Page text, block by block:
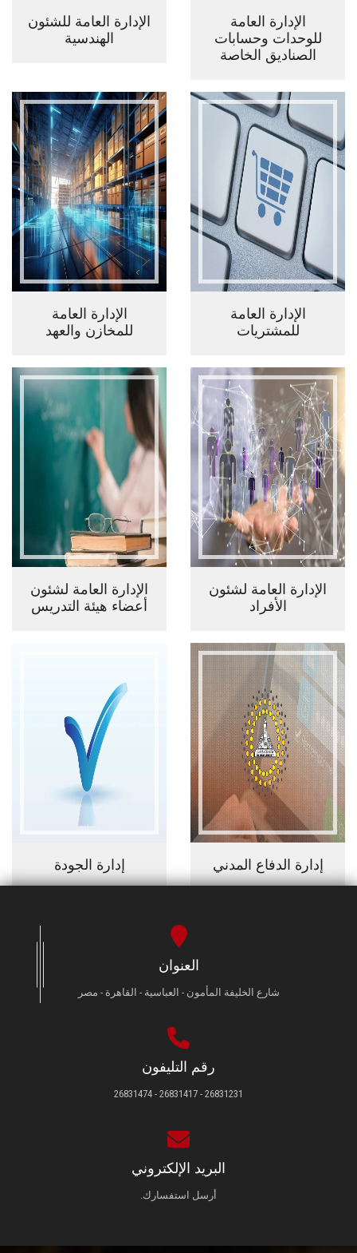
الإدارة العامة
للوحدات وحسابات
الصناديق الخاصة
الإدارة العامة للشئون
الهندسية
الإدارة العامة
للمشتريات
الإدارة العامة
للمخازن والعهد
الإدارة العامة لشئون
الأفراد
الإدارة العامة لشئون
أعضاء هيئة التدريس
إدارة الدفاع المدني إدارة الجودة
العنوان
شارع الخليفة المأمون - العباسية - القاهرة - مصر
رقم التليفون
26831231 - 26831417 - 26831474
البريد الإلكتروني
أرسل استفسارك.